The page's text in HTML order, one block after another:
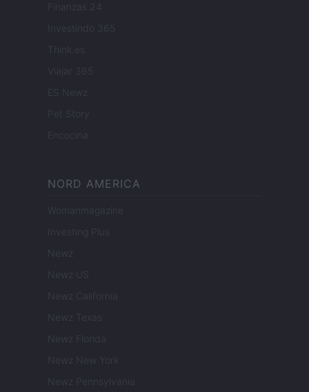
Finanzas 24
Investindo 365
Think.es
Viajar 365
ES Newz
Pet Story
Encocina
NORD AMERICA
Womanmagazine
Investing Plus
Newz
Newz US
Newz California
Newz Texas
Newz Florida
Newz New York
Newz Pennsylvania